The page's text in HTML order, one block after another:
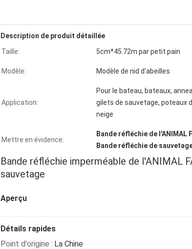
Description de produit détaillée
Taille:
5cm*45.72m par petit pain
Modèle: Modèle de nid d'abeilles
Application:
Pour le bateau, bateaux,
gilets de sauvetage, poteaux
neige
Mettre en évidence:
Bande réfléchie de l'ANIMAL
Bande réfléchie de
Bande réfléchie imperméable de l'ANIMAL
sauvetage
Aperçu
Détails rapides
Point d'origine :La Chine